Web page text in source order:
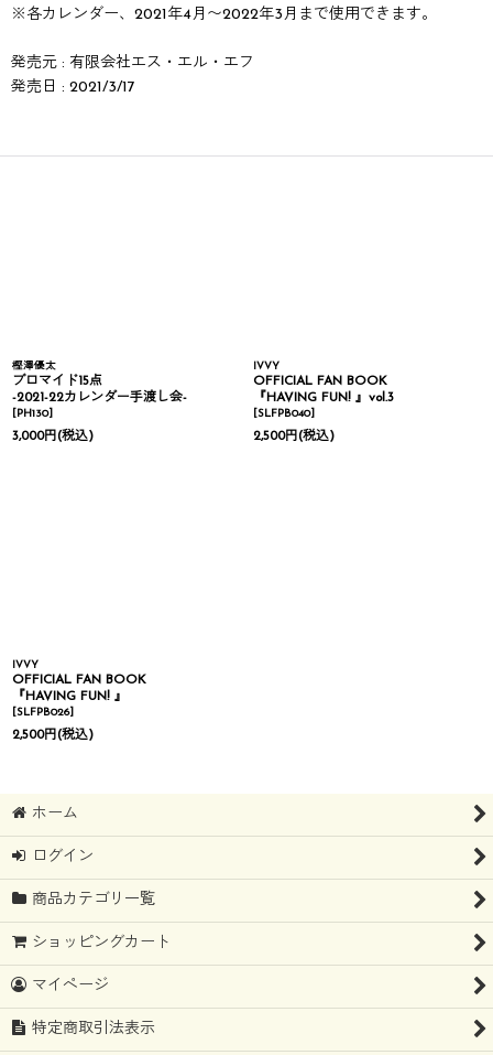
※各カレンダー、2021年4月〜2022年3月まで使用できます。
発売元 : 有限会社エス・エル・エフ
発売日 : 2021/3/17
樫澤優太
ブロマイド15点
-2021-22カレンダー手渡し会-
[PH130]
3,000円(税込)
IVVY
OFFICIAL FAN BOOK
『HAVING FUN! 』vol.3
[SLFPB040]
2,500円(税込)
IVVY
OFFICIAL FAN BOOK
『HAVING FUN! 』
[SLFPB026]
2,500円(税込)
ホーム
ログイン
商品カテゴリ一覧
ショッピングカート
マイページ
特定商取引法表示